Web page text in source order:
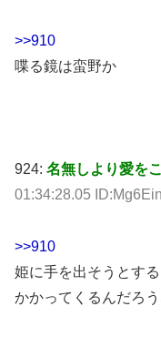
>>910
喋る鏡は蛮野か
924: 名無しより愛を
01:34:28.05
>>910
姫に手を出そうとす
かかってくるんだろ